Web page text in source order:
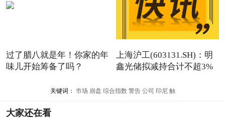
过了腊八就是年！你家的年
味儿开始筹备了吗？
上海沪工(603131.SH)：明
鑫光储拟减持合计不超3%
关键词： 市场 崩盘 综合指数 警告 公司 印尼 触
大家还在看